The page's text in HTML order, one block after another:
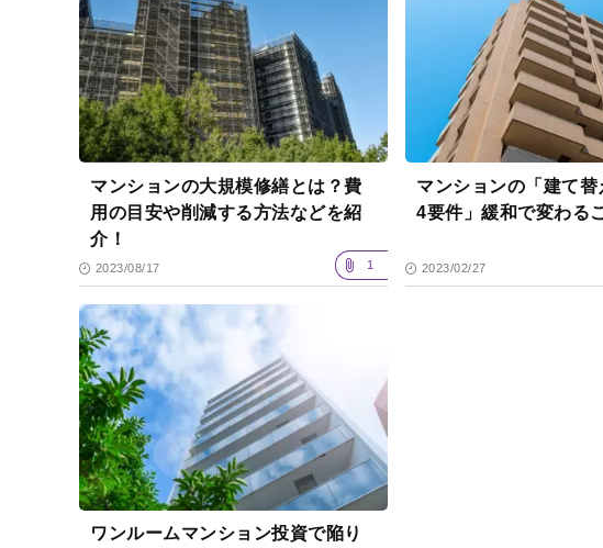
マンションの大規模修繕とは？費
用の目安や削減する方法などを紹
介！
2023/08/17 1
マンションの「建て
4要件」緩和で変わる
2023/02/27
ワンルームマンション投資で陥り